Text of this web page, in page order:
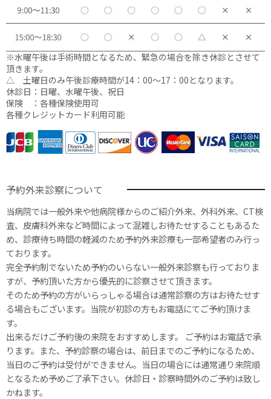
※水曜午後は手術時間となるため、緊急の場合を除き休診とさせて
頂きます。
△ 土曜日のみ午後診療時間が14：00〜17：00となります。
休診日：日曜、水曜午後、祝日
保険 ：各種保険使用可
各種クレジットカード利用可能
予約外来診察について
当病院では一般外来や他病院様からのご紹介外来、外科外来、CT検
査、皮膚科外来など時間によって混雑しお待たせすることもあるた
め、診療待ち時間の軽減のため予約外来診療も一部希望者のみ行っ
ております。
完全予約制でないため予約のいらない一般外来診察も行っておりま
すが、予約頂いた方から優先的に診察させて頂きます。
そのため予約の方がいらっしゃる場合は通常診察の方はお待たせす
る場合もございます。当院が初診の方もお電話にてご予約頂けま
す。
出来るだけご予約後の来院をおすすめします。 ご予約はお電話で承
ります。また、予約診察の場合は、前日までのご予約になるため、
当日のご予約は受付ができません。当日の場合には通常通り来院順
となるため予めご了承下さい。休診日・診察時間外のご予約は致し
かねます。